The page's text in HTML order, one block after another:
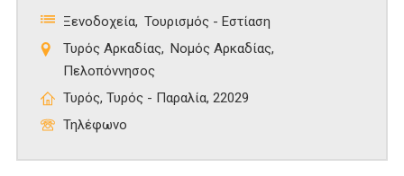
Ξενοδοχεία Τουρισμός - Εστίαση
Τυρός Αρκαδίας
Νομός Αρκαδίας
Πελοπόννησος
Τυρός, Τυρός - Παραλία, 22029
Τηλέφωνο